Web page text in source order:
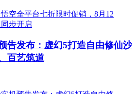
告发布：虚幻5打造自由修仙沙
百艺筑道